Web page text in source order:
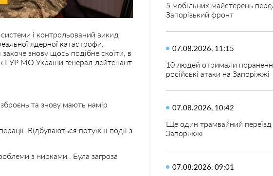
і контрольований викид
ядерної катастрофи.
знову щось подібне скоїти, в
ГУР МО України генерал-лейтенант
та знову мають намір
Відбуваються потужні події з
з нирками . Була загроза
5 мобільних майстерень
Запорізький фронт
07.08.2026, 11:15
10 людей отримали
російські атаки на Запоріжжі
07.08.2026, 10:42
Ще один трамвайний
Запоріжжі
07.08.2026, 09:01